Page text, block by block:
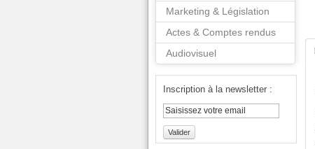
Marketing & Législation
Actes & Comptes rendus
Audiovisuel
Inscription à la newsletter :
Valider